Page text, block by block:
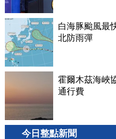
白海豚颱風最
北防雨彈
霍爾木茲海峽
通行費
今日整點新聞